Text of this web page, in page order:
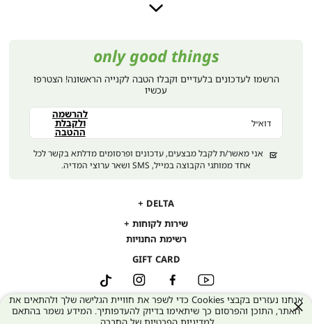
DELTA
DELTA
אודות
תקנון
מדיניות פרטיות
דרושים במטה קיסריה
דרושים בחנויות
אחריות חברתית
שירות
לקוחות
שירות לקוחות
משלוחים
החלפות והחזרות
מדריך מידות
ביטול עסקה
דברו איתנו
only good things
הרשמו לעדכונים בלעדיים וקבלו הטבה לקנייה הראשונה! הצטרפו
עכשיו
דוא״ל
אני מאשר/ת לקבל מבצעים, עדכונים ופרסומים מדלתא בקשר לכל
אחד ממותגי הקבוצה במייל, SMS ושאר ערוצי המדיה.
להרשמה
ולקבלת
ההטבה
רשימת החנויות
GIFT CARD
YouTube
Facebook
Instagram
TikTok
סגור
אנחנו נעזרים בקבצי Cookies כדי לשפר את חוויית הגלישה שלך ולהתאים את
האתר, התוכן והפרסום כך שיתאימו בדיוק להעדפותיך. המידע נשמר בהתאם